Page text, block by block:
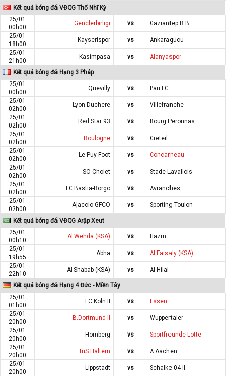
Kết quả bóng đá VĐQG Thổ Nhĩ Kỳ
25/01
00h00
Genclerbirligi vs
Gaziantep B.B
25/01
18h00
Kayserispor vs
Ankaragucu
25/01
21h00
Kasimpasa vs Alanyaspor
Kết quả bóng đá Hạng 3 Pháp
25/01
00h00
Quevilly vs
Pau FC
25/01
02h00
Lyon Duchere vs
Villefranche
25/01
02h00
Red Star 93 vs
Bourg Peronnas
25/01
02h00
Boulogne vs
Creteil
25/01
02h00
Le Puy Foot vs
Concarneau
25/01
02h00
SO Cholet vs
Stade Lavallois
25/01
02h00
FC Bastia-Borgo vs
Avranches
25/01
02h00
Ajaccio GFCO vs Sporting Toulon
Kết quả bóng đá VĐQG Arập Xeut
25/01
00h10
Al Wehda (KSA) vs
Hazm
25/01
19h55
Abha vs
Al Faisaly (KSA)
25/01
22h10
Al Shabab (KSA) vs Al Hilal
Kết quả bóng đá Hạng 4 Đức - Miền Tây
25/01
01h00
FC Koln II vs
Essen
25/01
20h00
B.Dortmund II vs
Wuppertaler
25/01
20h00
Homberg vs
Sportfreunde Lotte
25/01
20h00
TuS Haltern vs
A.Aachen
25/01
20h00
Lippstadt vs
Schalke 04 II